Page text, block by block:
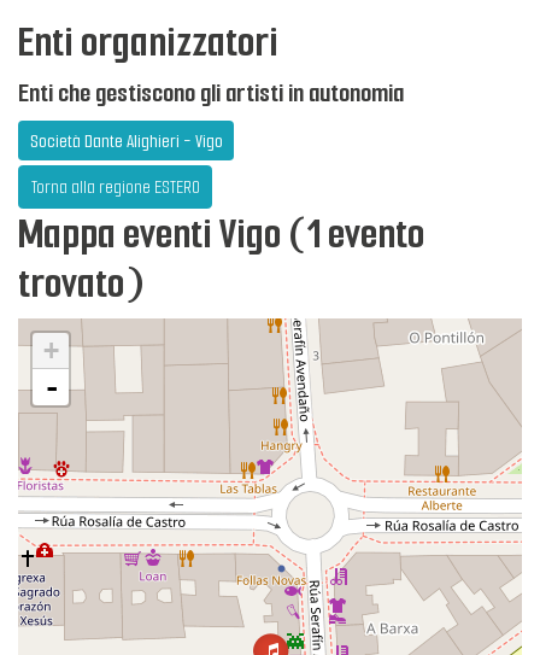
Enti organizzatori
Enti che gestiscono gli artisti in autonomia
Società Dante Alighieri - Vigo
Torna alla regione ESTERO
Mappa eventi Vigo (1 evento
trovato)
+
-